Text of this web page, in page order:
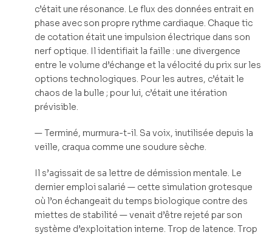
c’était une résonance. Le flux des données entrait en
phase avec son propre rythme cardiaque. Chaque tic
de cotation était une impulsion électrique dans son
nerf optique. Il identifiait la faille : une divergence
entre le volume d’échange et la vélocité du prix sur les
options technologiques. Pour les autres, c’était le
chaos de la bulle ; pour lui, c’était une itération
prévisible.
— Terminé, murmura-t-il. Sa voix, inutilisée depuis la
veille, craqua comme une soudure sèche.
Il s’agissait de sa lettre de démission mentale. Le
dernier emploi salarié — cette simulation grotesque
où l’on échangeait du temps biologique contre des
miettes de stabilité — venait d’être rejeté par son
système d’exploitation interne. Trop de latence. Trop